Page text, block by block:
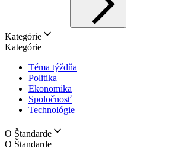
Kategórie
Kategórie
Téma týždňa
Politika
Ekonomika
Spoločnosť
Technológie
O Štandarde
O Štandarde